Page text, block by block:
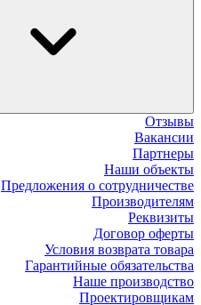
Отзывы
Вакансии
Партнеры
Наши объекты
Предложения о сотрудничестве
Производителям
Реквизиты
Договор оферты
Условия возврата товара
Гарантийные обязательства
Наше производство
Проектировщикам